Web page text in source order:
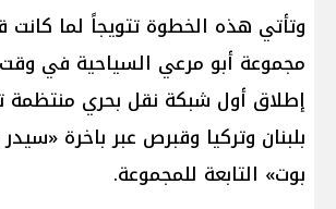
وتأتي هذه الخطوة تتويجاً لما كانت
مجموعة أبو مرعي السياحية في
إطلاق أول شبكة نقل بحري منتظمة
بلبنان وتركيا وقبرص عبر باخرة
بوت» التابعة للمجموعة.